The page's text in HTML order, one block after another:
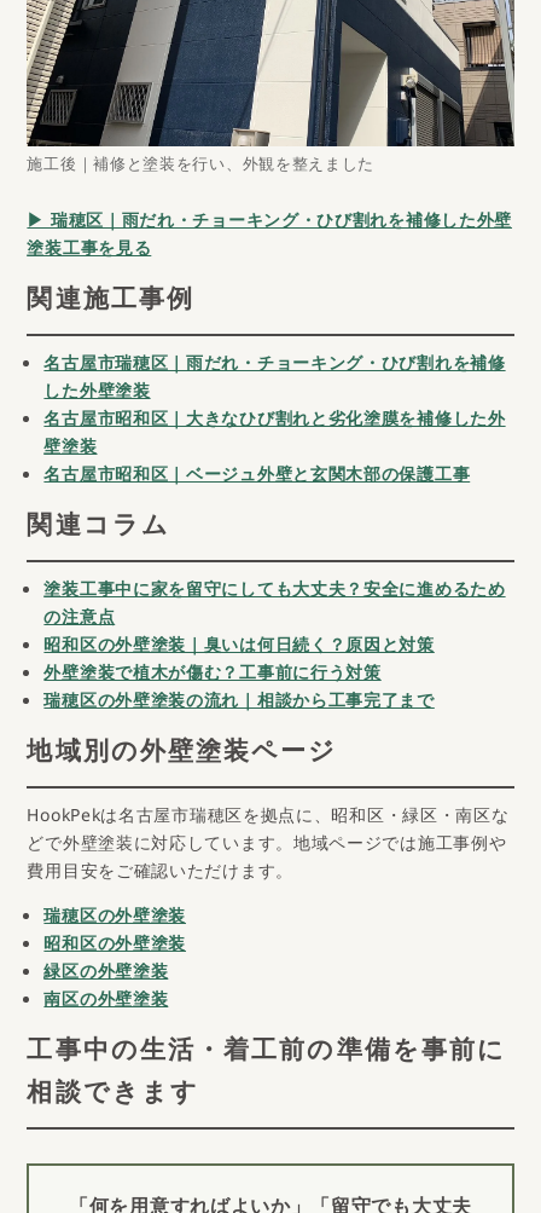
施工後｜補修と塗装を行い、外観を整えました
▶ 瑞穂区｜雨だれ・チョーキング・ひび割れを補修した外壁
塗装工事を見る
関連施工事例
名古屋市瑞穂区｜雨だれ・チョーキング・ひび割れを補修
した外壁塗装
名古屋市昭和区｜大きなひび割れと劣化塗膜を補修した外
壁塗装
名古屋市昭和区｜ベージュ外壁と玄関木部の保護工事
関連コラム
塗装工事中に家を留守にしても大丈夫？安全に進めるため
の注意点
昭和区の外壁塗装｜臭いは何日続く？原因と対策
外壁塗装で植木が傷む？工事前に行う対策
瑞穂区の外壁塗装の流れ｜相談から工事完了まで
地域別の外壁塗装ページ
HookPekは名古屋市瑞穂区を拠点に、昭和区・緑区・南区な
どで外壁塗装に対応しています。地域ページでは施工事例や
費用目安をご確認いただけます。
瑞穂区の外壁塗装
昭和区の外壁塗装
緑区の外壁塗装
南区の外壁塗装
工事中の生活・着工前の準備を事前に
相談できます